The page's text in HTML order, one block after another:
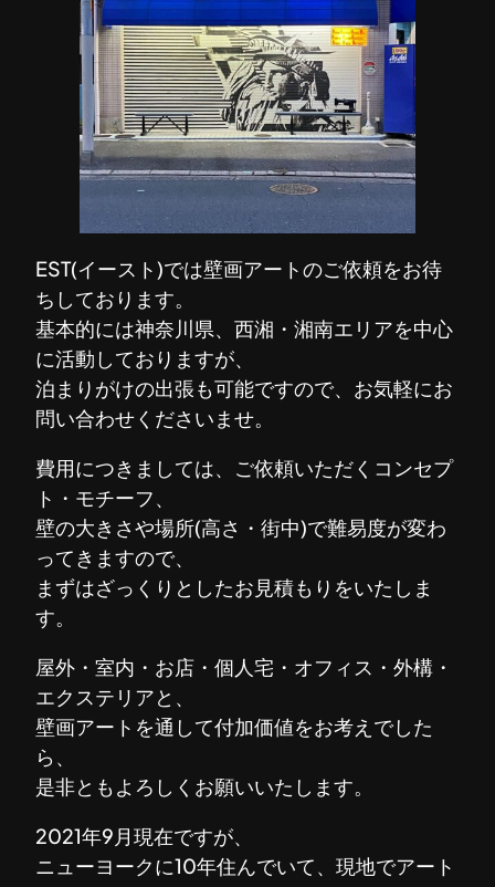
EST(イースト)では壁画アートのご依頼をお待
ちしております。
基本的には神奈川県、西湘・湘南エリアを中心
に活動しておりますが、
泊まりがけの出張も可能ですので、お気軽にお
問い合わせくださいませ。
費用につきましては、ご依頼いただくコンセプ
ト・モチーフ、
壁の大きさや場所(高さ・街中)で難易度が変わ
ってきますので、
まずはざっくりとしたお見積もりをいたしま
す。
屋外・室内・お店・個人宅・オフィス・外構・
エクステリアと、
壁画アートを通して付加価値をお考えでした
ら、
是非ともよろしくお願いいたします。
2021年9月現在ですが、
ニューヨークに10年住んでいて、現地でアート